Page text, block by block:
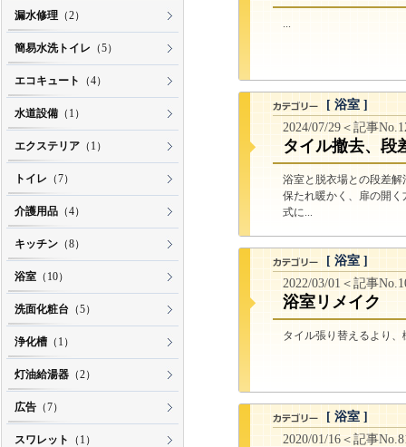
[ 浴室 ]
2024/07/29＜記事
タイル撤去、段
浴室と脱衣場との段差
保たれ暖かく、扉の開
式に...
[ 浴室 ]
2022/03/01＜記事
浴室リメイク
タイル張り替えるより
[ 浴室 ]
2020/01/16＜記事
漏水修理 （2）
簡易水洗トイレ （5）
エコキュート （4）
水道設備 （1）
エクステリア （1）
トイレ （7）
介護用品 （4）
キッチン （8）
浴室 （10）
洗面化粧台 （5）
浄化槽 （1）
灯油給湯器 （2）
広告 （7）
スワレット （1）